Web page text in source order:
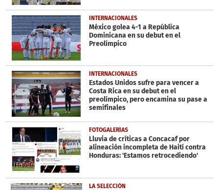
INTERNACIONALES
México golea 4-1 a República
Dominicana en su debut en el
Preolímpico
INTERNACIONALES
Estados Unidos sufre para vencer a
Costa Rica en su debut en el
preolímpico, pero encamina su pase a
semifinales
FOTOGALERÍAS
Lluvia de críticas a Concacaf por
alineación incompleta de Haití contra
Honduras: 'Estamos retrocediendo'
LA SELECCIÓN